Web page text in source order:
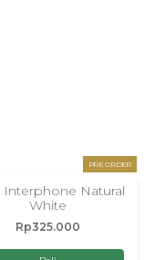
PRE ORDER
Interphone Natural
White
Rp325.000